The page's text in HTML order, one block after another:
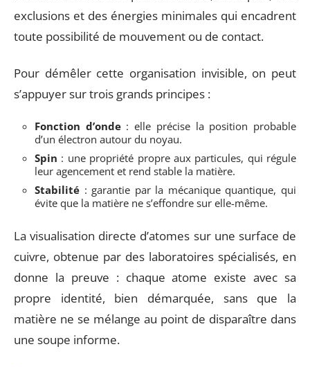
exclusions et des énergies minimales qui encadrent
toute possibilité de mouvement ou de contact.
Pour démêler cette organisation invisible, on peut
s’appuyer sur trois grands principes :
Fonction d’onde: elle précise la position probable
d’un électron autour du noyau.
Spin : une propriété propre aux particules, qui régule
leur agencement et rend stable la matière.
Stabilité : garantie par la mécanique quantique, qui
évite que la matière ne s’effondre sur elle-même.
La visualisation directe d’atomes sur une surface de
cuivre, obtenue par des laboratoires spécialisés, en
donne la preuve : chaque atome existe avec sa
propre identité, bien démarquée, sans que la
matière ne se mélange au point de disparaître dans
une soupe informe.